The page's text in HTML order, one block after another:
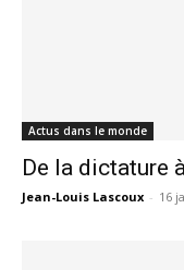
Actus dans le monde
De la dictature
Jean-Louis Lascoux - 16